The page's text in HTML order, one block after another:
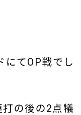
にてOP戦でし
の後の2点犠